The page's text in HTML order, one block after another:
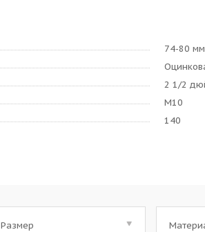
74-80 мм
2 1/2
М10
140
Размер